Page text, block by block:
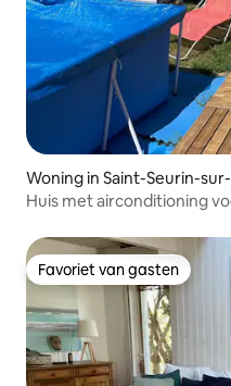
Woning in Saint-Seurin-
Huis met airconditioning
Favoriet van gasten
Favoriet van gasten